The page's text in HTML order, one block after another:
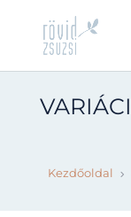
Kezdőoldal 5